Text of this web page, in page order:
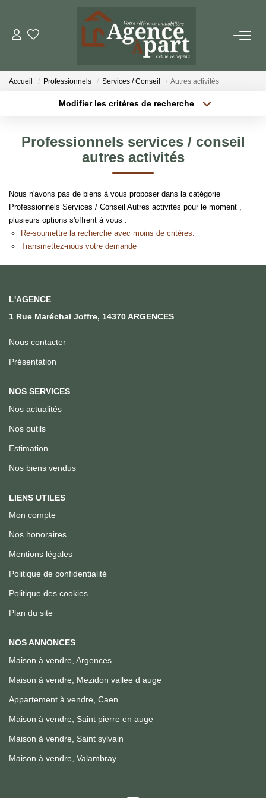
NOS BIENS
Locations
ESTIMER
PARRAINER UN PROCHE
NOTRE AGENCE
Accueil Professionnels Services / Conseil Autres activités
Modifier les critères de recherche
Budget max
Professionnels services / conseil
autres activités
Nous n'avons pas de biens à vous proposer dans la catégorie
Professionnels Services / Conseil Autres activités pour le moment ,
plusieurs options s'offrent à vous :
Re-soumettre la recherche avec moins de critères.
Transmettez-nous votre demande
L'AGENCE
1 Rue Maréchal Joffre, 14370 ARGENCES
Nous contacter
Présentation
NOS SERVICES
Nos actualités
Nos outils
Estimation
Nos biens vendus
LIENS UTILES
Mon compte
Nos honoraires
Mentions légales
Politique de confidentialité
Politique des cookies
Plan du site
NOS ANNONCES
Maison à vendre, Argences
Maison à vendre, Mezidon vallee d auge
Appartement à vendre, Caen
Maison à vendre, Saint pierre en auge
Maison à vendre, Saint sylvain
Maison à vendre, Valambray